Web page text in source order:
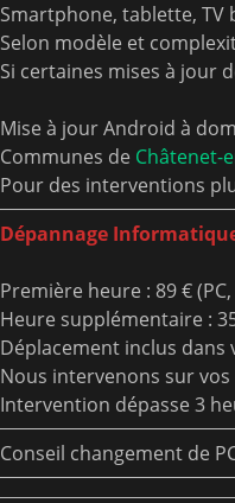
Smartphone, tablette, TV
Selon modèle et
Si certaines mises à jour
Mise à jour Android à
Communes de Châtenet-
Pour des interventions
Dépannage
Première heure : 89 €
Heure supplémentaire :
Déplacement inclus dans
Nous intervenons sur
Intervention dépasse 3
Conseil changement de